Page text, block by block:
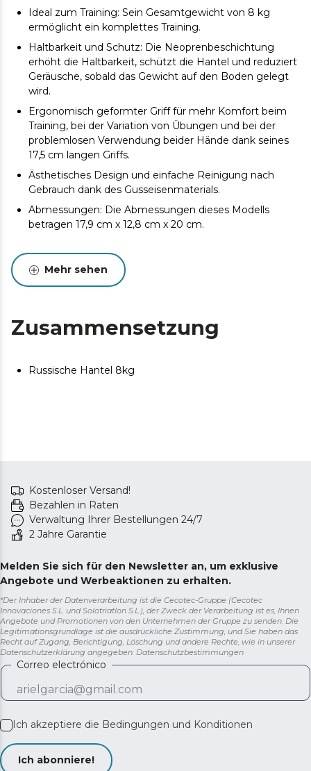
Ideal zum Training: Sein Gesamtgewicht von 8 kg
ermöglicht ein komplettes Training.
Haltbarkeit und Schutz: Die Neoprenbeschichtung
erhöht die Haltbarkeit, schützt die Hantel und reduziert
Geräusche, sobald das Gewicht auf den Boden gelegt
wird.
Ergonomisch geformter Griff für mehr Komfort beim
Training, bei der Variation von Übungen und bei der
problemlosen Verwendung beider Hände dank seines
17,5 cm langen Griffs.
Ästhetisches Design und einfache Reinigung nach
Gebrauch dank des Gusseisenmaterials.
Abmessungen: Die Abmessungen dieses Modells
betragen 17,9 cm x 12,8 cm x 20 cm.
Mehr sehen
Zusammensetzung
Russische Hantel 8kg
Kostenloser Versand!
Bezahlen in Raten
Verwaltung Ihrer Bestellungen 24/7
2 Jahre Garantie
Melden Sie sich für den Newsletter an, um exklusive
Angebote und Werbeaktionen zu erhalten.
*Der Inhaber der Datenverarbeitung ist die Cecotec-Gruppe (Cecotec
Innovaciones S.L. und Solotriatlon S.L.), der Zweck der Verarbeitung ist es, Ihnen
Angebote und Promotionen von den Unternehmen der Gruppe zu senden. Die
Legitimationsgrundlage ist die ausdrückliche Zustimmung, und Sie haben das
Recht auf Zugang, Berichtigung, Löschung und andere Rechte, wie in unserer
Datenschutzerklärung angegeben. Datenschutzbestimmungen
Correo electrónico
Ich akzeptiere die Bedingungen und Konditionen
Ich abonniere!